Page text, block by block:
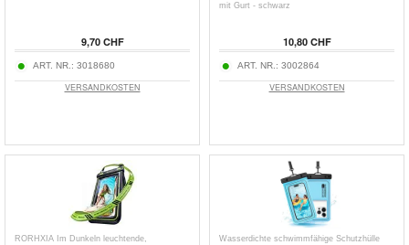
9,70 CHF
ART. NR.: 3018680
VERSANDKOSTEN
mit Gurt - schwarz
10,80 CHF
ART. NR.: 3002864
VERSANDKOSTEN
RORHXIA Im Dunkeln leuchtende,
Wasserdichte schwimmfähige Schutzhülle